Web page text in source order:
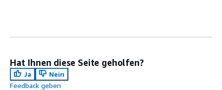
Hat Ihnen diese Seite geholfen?
Ja
Nein
Feedback geben